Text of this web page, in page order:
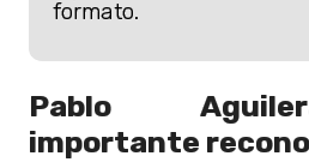
formato.
Pablo
importante